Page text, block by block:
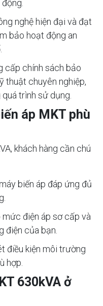
nghệ hiện đại và đạt
bảo hoạt động an
cấp chính sách bảo
thuật chuyên nghiệp,
trình sử dụng.
áp MKT phù
khách hàng cần chú
biến áp đáp ứng đủ
mức điện áp sơ cấp và
điện của bạn.
điều kiện môi trường
hợp.
630kVA ở